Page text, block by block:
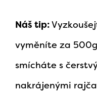
Náš tip:
vyměníte za
smícháte s
nakrájenými